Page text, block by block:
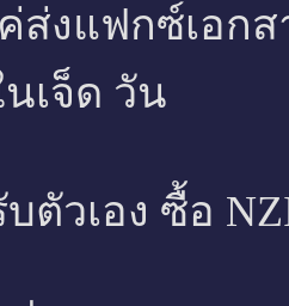
ส่งแฟกซ์เอก
เจ็ด วัน
ตัวเอง ซื้อ